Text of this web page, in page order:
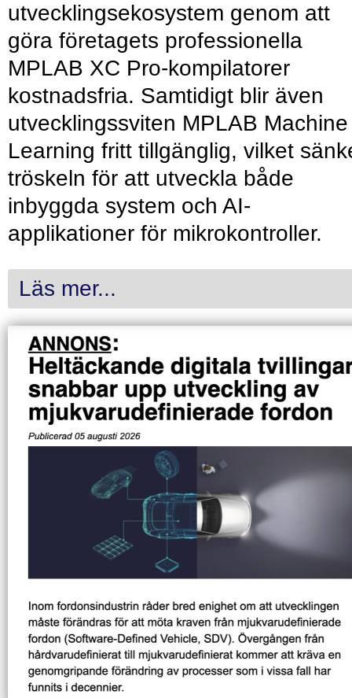
utvecklingsekosystem genom att
göra företagets professionella
MPLAB XC Pro-kompilatorer
kostnadsfria. Samtidigt blir även
utvecklingssviten MPLAB Machine
Learning fritt tillgänglig, vilket
tröskeln för att utveckla både
inbyggda system och AI-
applikationer för mikrokontroller.
Läs mer...